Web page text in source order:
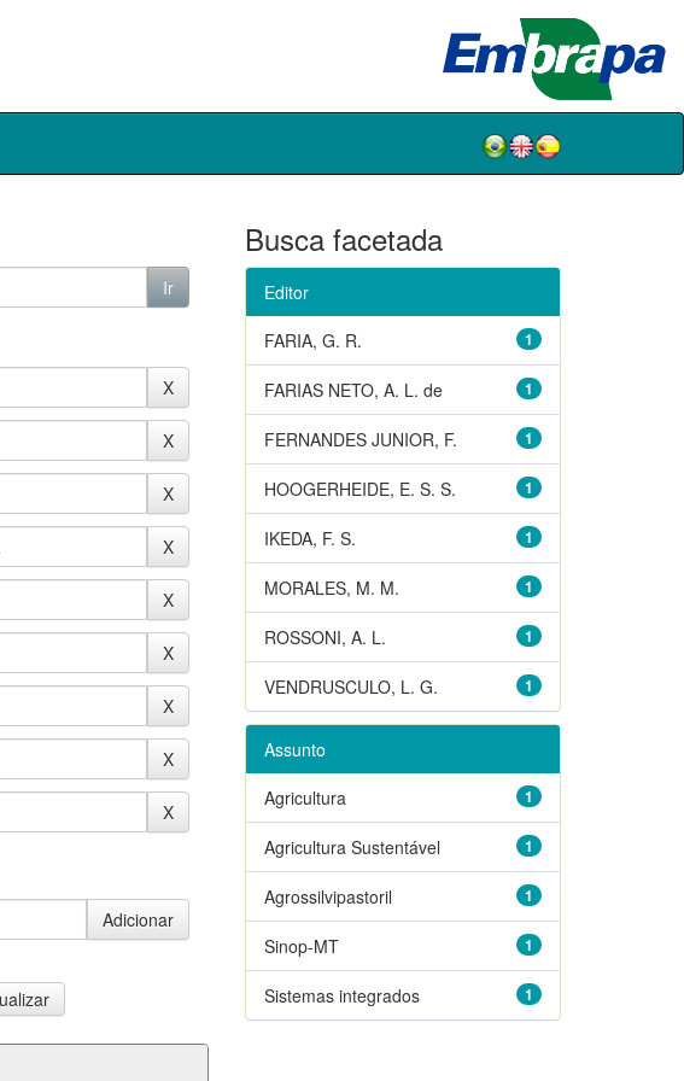
Busca facetada
Editor
1
FARIA, G. R.
1
FARIAS NETO, A. L. de
1
FERNANDES JUNIOR, F.
1
HOOGERHEIDE, E. S. S.
1
IKEDA, F. S.
1
MORALES, M. M.
1
ROSSONI, A. L.
1
VENDRUSCULO, L. G.
Assunto
1
Agricultura
1
Agricultura Sustentável
1
Agrossilvipastoril
1
Sinop-MT
1
Sistemas integrados